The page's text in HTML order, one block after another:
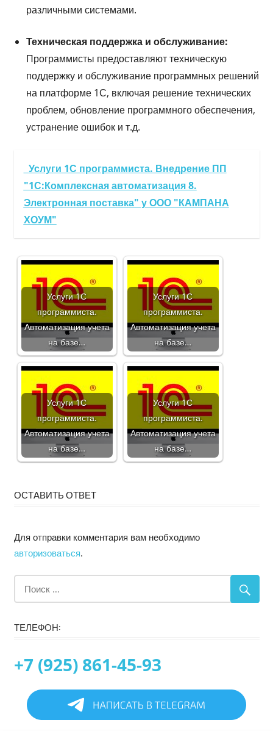
различными системами.
Техническая поддержка и обслуживание:
Программисты предоставляют техническую
поддержку и обслуживание программных решений
на платформе 1С, включая решение технических
проблем, обновление программного обеспечения,
устранение ошибок и т.д.
Услуги 1С программиста. Внедрение ПП
"1С:Комплексная автоматизация 8.
Электронная поставка" у ООО "КАМПАНА
ХОУМ"
Услуги 1С
программиста.
Автоматизация учета
на базе…
Услуги 1С
программиста.
Автоматизация учета
на базе…
Услуги 1С
программиста.
Автоматизация учета
на базе…
Услуги 1С
программиста.
Автоматизация учета
на базе…
ОСТАВИТЬ ОТВЕТ
Для отправки комментария вам необходимо
авторизоваться.
ТЕЛЕФОН:
+7 (925) 861-45-93